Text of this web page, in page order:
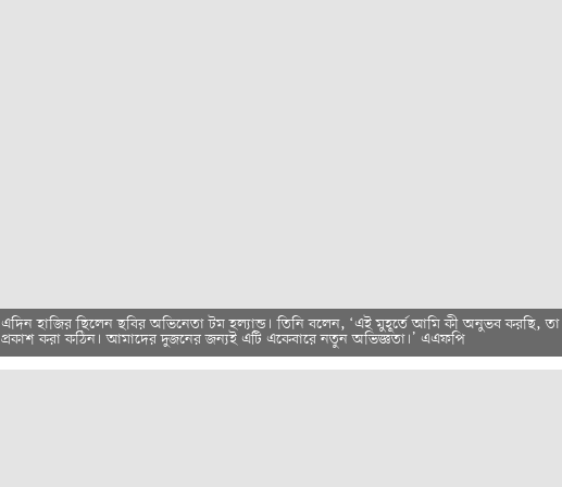
এদিন হাজির ছিলেন ছবির অভিনেতা টম হল্যান্ড। তিনি বলেন, ‘এই মুহূর্তে আমি কী অনুভব করছি,
প্রকাশ করা কঠিন। আমাদের দুজনের জন্যই এটি একেবারে নতুন অভিজ্ঞতা।’ এএফপি